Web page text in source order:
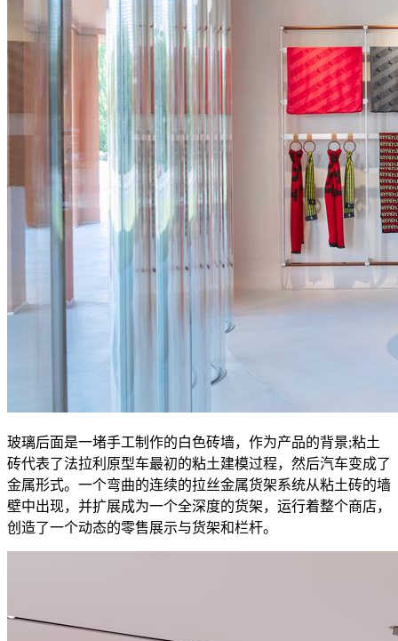
玻璃后面是一堵手工制作的白色砖墙，作为产品的背景;粘土
砖代表了法拉利原型车最初的粘土建模过程，然后汽车变成了
金属形式。一个弯曲的连续的拉丝金属货架系统从粘土砖的墙
壁中出现，并扩展成为一个全深度的货架，运行着整个商店，
创造了一个动态的零售展示与货架和栏杆。